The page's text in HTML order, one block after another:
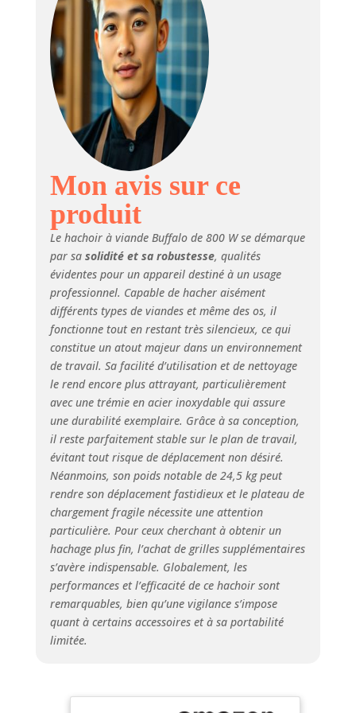
protection contre
les surcharges, ce
hachoir donne la
priorité à votre
sécurité pendant le
fonctionnement
OPTIONS DE
HAUTE
POLYVALENTES : La
hacher facilement
grasses, vous
offrant ainsi plus de
flexibilité dans vos
recettes
CONSTRUCTION
DURABLE : Fabriqué
à partir de
matériaux en
aluminium et en
acier inoxydable de
haute qualité, ce
hachoir à viande
garantit des
performances
durables et une
résistance à la
corrosion HACHAGE
À L'ÉCHELLE
COMMERCIALE :
Équipé d'une lame
en acier inoxydable,
de plaques
perforées et d'un
bac d'alimentation,
répondre aux
Mon avis sur ce
produit
Le hachoir à viande Buffalo de 800 W se démarque
par sa solidité et sa robustesse, qualités
évidentes pour un appareil destiné à un usage
professionnel. Capable de hacher aisément
différents types de viandes et même des os, il
fonctionne tout en restant très silencieux, ce qui
constitue un atout majeur dans un environnement
de travail. Sa facilité d’utilisation et de nettoyage
le rend encore plus attrayant, particulièrement
avec une trémie en acier inoxydable qui assure
une durabilité exemplaire. Grâce à sa conception,
il reste parfaitement stable sur le plan de travail,
évitant tout risque de déplacement non désiré.
Néanmoins, son poids notable de 24,5 kg peut
rendre son déplacement fastidieux et le plateau de
chargement fragile nécessite une attention
particulière. Pour ceux cherchant à obtenir un
hachage plus fin, l’achat de grilles supplémentaires
s’avère indispensable. Globalement, les
performances et l’efficacité de ce hachoir sont
remarquables, bien qu’une vigilance s’impose
quant à certains accessoires et à sa portabilité
limitée.